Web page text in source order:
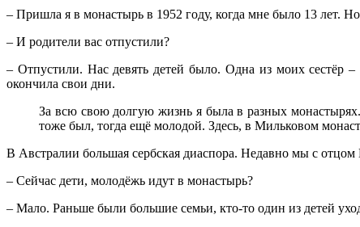
– Пришла я в монастырь в 1952 году, когда мне было 13 лет.
– И родители вас отпустили?
– Отпустили. Нас девять детей было. Одна из моих сестёр
окончила свои дни.
За всю свою долгую жизнь я была в разных
тоже был, тогда ещё молодой. Здесь, в Мильковом
В Австралии большая сербская диаспора. Недавно мы с
– Сейчас дети, молодёжь идут в монастырь?
– Мало. Раньше были большие семьи, кто-то один из детей